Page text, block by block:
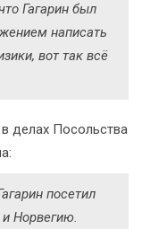
Гагарин был
написать
вот так всё
делах Посольства
посетил
Норвегию.